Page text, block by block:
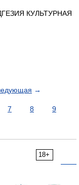
КУЛЬТУРНАЯ
→
7 8
9
18+